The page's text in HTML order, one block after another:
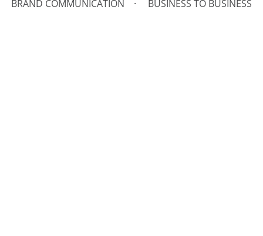
BRAND COMMUNICATION
BUSINESS TO BUSINESS